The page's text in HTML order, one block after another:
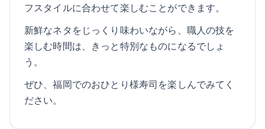
フスタイルに合わせて楽しむことができます。
新鮮なネタをじっくり味わいながら、職人の技を
楽しむ時間は、きっと特別なものになるでしょ
う。
ぜひ、福岡でのおひとり様寿司を楽しんでみてく
ださい。